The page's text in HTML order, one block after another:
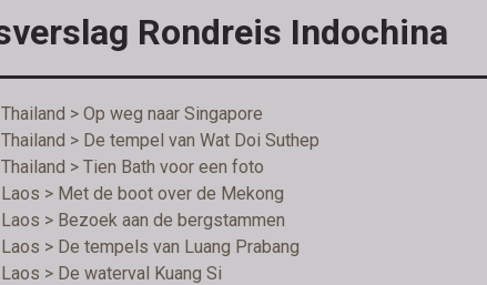
Rondreis Indochina
> Op weg naar Singapore
> De tempel van Wat Doi Suthep
> Tien Bath voor een foto
> Met de boot over de Mekong
> Bezoek aan de bergstammen
> De tempels van Luang Prabang
> De waterval Kuang Si